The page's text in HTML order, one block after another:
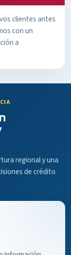
clientes antes
con un
a
regional y una
de crédito